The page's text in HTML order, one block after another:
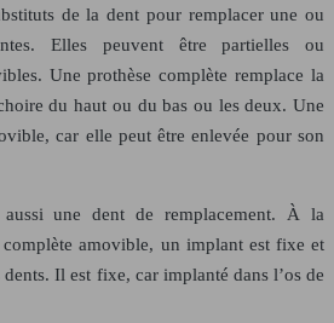
de la dent pour remplacer une ou
Elles peuvent être partielles ou
Une prothèse complète remplace la
du haut ou du bas ou les deux. Une
car elle peut être enlevée pour son
une dent de remplacement. À la
complète amovible, un implant est fixe et
Il est fixe, car implanté dans l’os de